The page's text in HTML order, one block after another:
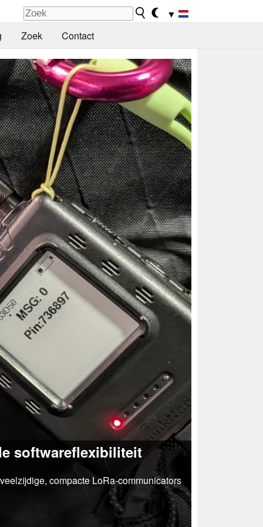
▼
Zoek Contact
softwareflexibiliteit
compacte LoRa-communicators